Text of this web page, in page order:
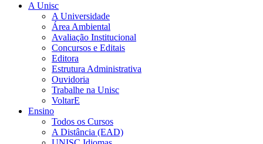
A Unisc
A Universidade
Área Ambiental
Avaliação Institucional
Concursos e Editais
Editora
Estrutura Administrativa
Ouvidoria
Trabalhe na Unisc
VoltarE
Ensino
Todos os Cursos
A Distância (EAD)